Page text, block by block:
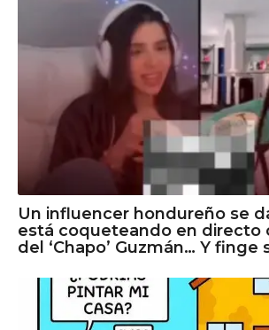
Un influencer hondureño se
está coqueteando en directo
del ‘Chapo’ Guzmán… Y finge